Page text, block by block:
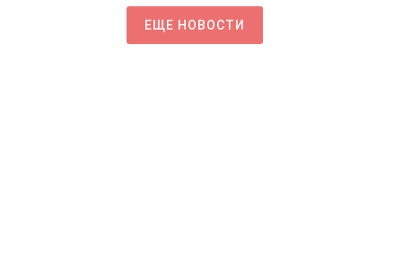
ЕЩЕ НОВОСТИ